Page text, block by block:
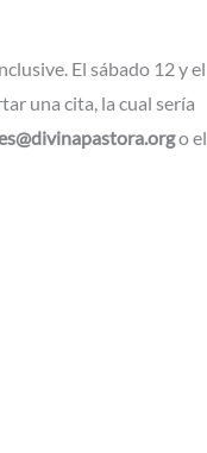
El sábado 12 y el
una cita, la cual sería
o el